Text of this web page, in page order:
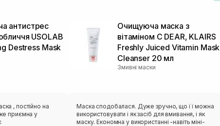
антистрес
USOLAB
Destress Mask
, постійно на
приємна у
Очищуюча маска з
вітаміном С DEAR, KLAIRS
Freshly Juiced Vitamin Mask
Cleanser 20 мл
Змивні маски
Маска сподобалася. Дуже зручно, що її можна
використовувати і як засіб для вмивання, і як
маску. Економна у використанні -навіть міні-